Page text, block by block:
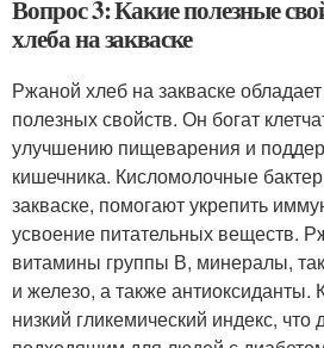
Вопрос 3: Какие полезные
хлеба на закваске
Ржаной хлеб на закваске
полезных свойств. Он богат
улучшению пищеварения и
кишечника. Кисломолочные
закваске, помогают укрепить
усвоение питательных веществ.
витамины группы В, минералы,
и железо, а также антиоксиданты.
низкий гликемический индекс, что